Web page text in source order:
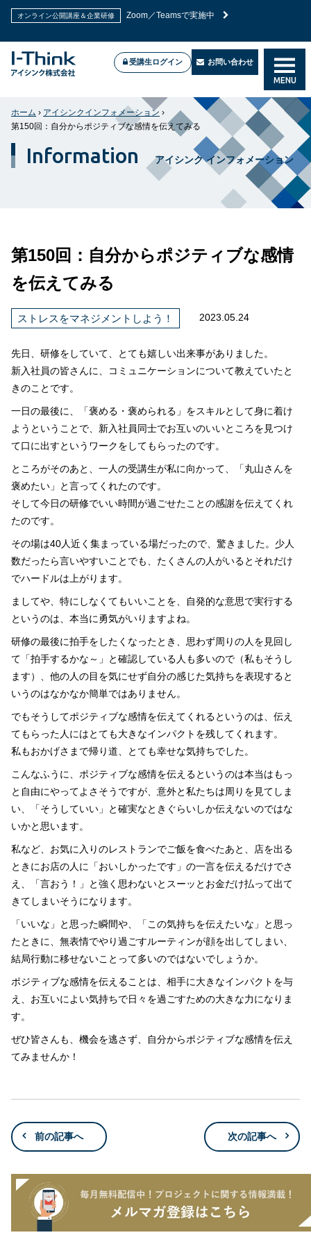
オンライン公開講座＆企業研修 Zoom／Teamsで実施中
受講生ログイン お問い合わせ
MENU
Information アイシンク インフォメーション
ホーム › アイシンクインフォメーション ›
第150回：自分からポジティブな感情を伝えてみる
第150回：自分からポジティブな感情
を伝えてみる
ストレスをマネジメントしよう！ 2023.05.24
先日、研修をしていて、とても嬉しい出来事がありました。
新入社員の皆さんに、コミュニケーションについて教えていたと
きのことです。
一日の最後に、「褒める・褒められる」をスキルとして身に着け
ようということで、新入社員同士でお互いのいいところを見つけ
て口に出すというワークをしてもらったのです。
ところがそのあと、一人の受講生が私に向かって、「丸山さんを
褒めたい」と言ってくれたのです。
そして今日の研修でいい時間が過ごせたことの感謝を伝えてくれ
たのです。
その場は40人近く集まっている場だったので、驚きました。少人
数だったら言いやすいことでも、たくさんの人がいるとそれだけ
でハードルは上がります。
ましてや、特にしなくてもいいことを、自発的な意思で実行する
というのは、本当に勇気がいりますよね。
研修の最後に拍手をしたくなったとき、思わず周りの人を見回し
て「拍手するかな～」と確認している人も多いので（私もそうし
ます）、他の人の目を気にせず自分の感じた気持ちを表現すると
いうのはなかなか簡単ではありません。
でもそうしてポジティブな感情を伝えてくれるというのは、伝え
てもらった人にはとても大きなインパクトを残してくれます。
私もおかげさまで帰り道、とても幸せな気持ちでした。
こんなふうに、ポジティブな感情を伝えるというのは本当はもっ
と自由にやってよさそうですが、意外と私たちは周りを見てしま
い、「そうしていい」と確実なときぐらいしか伝えないのではな
いかと思います。
私など、お気に入りのレストランでご飯を食べたあと、店を出る
ときにお店の人に「おいしかったです」の一言を伝えるだけでさ
え、「言おう！」と強く思わないとスーッとお金だけ払って出て
きてしまいそうになります。
「いいな」と思った瞬間や、「この気持ちを伝えたいな」と思っ
たときに、無表情でやり過ごすルーティンが顔を出してしまい、
結局行動に移せないことって多いのではないでしょうか。
ポジティブな感情を伝えることは、相手に大きなインパクトを与
え、お互いによい気持ちで日々を過ごすための大きな力になりま
す。
ぜひ皆さんも、機会を逃さず、自分からポジティブな感情を伝え
てみませんか！
前の記事へ 次の記事へ